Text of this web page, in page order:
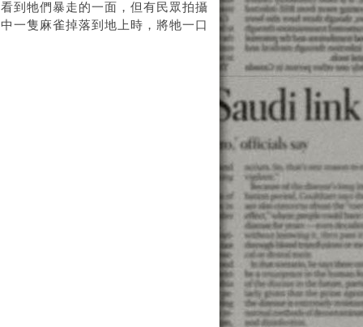
到牠們暴走的一面，但有民眾拍攝
一隻麻雀掉落到地上時，將牠一口